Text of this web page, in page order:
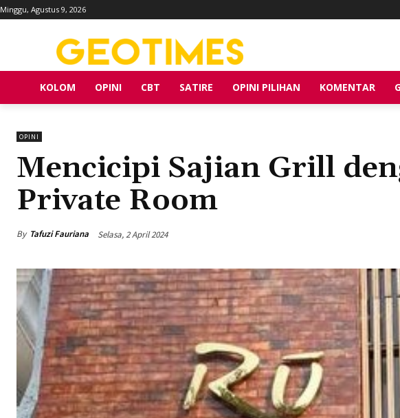
Minggu, Agustus 9, 2026
KOLOM OPINI CBT SATIRE OPINI PILIHAN KOMENTAR
OPINI
Mencicipi Sajian Grill
Private Room
By Tafuzi Fauriana Selasa, 2 April 2024